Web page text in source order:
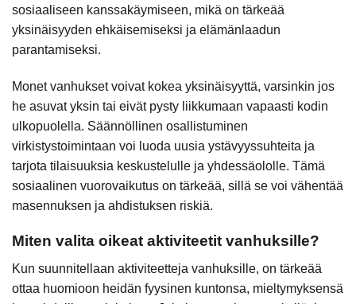
sosiaaliseen kanssakäymiseen, mikä on tärkeää
yksinäisyyden ehkäisemiseksi ja elämänlaadun
parantamiseksi.
Monet vanhukset voivat kokea yksinäisyyttä, varsinkin jos
he asuvat yksin tai eivät pysty liikkumaan vapaasti kodin
ulkopuolella. Säännöllinen osallistuminen
virkistystoimintaan voi luoda uusia ystävyyssuhteita ja
tarjota tilaisuuksia keskustelulle ja yhdessäololle. Tämä
sosiaalinen vuorovaikutus on tärkeää, sillä se voi vähentää
masennuksen ja ahdistuksen riskiä.
Miten valita oikeat aktiviteetit vanhuksille?
Kun suunnitellaan aktiviteetteja vanhuksille, on tärkeää
ottaa huomioon heidän fyysinen kuntonsa, mieltymyksensä